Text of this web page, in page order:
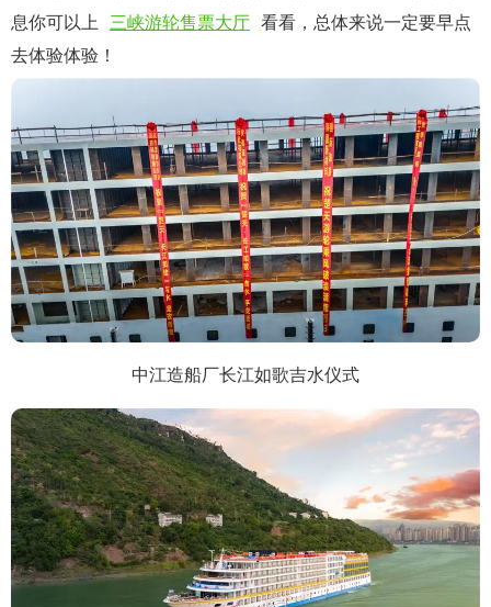
息你可以上
三峡游轮售票大厅 看看，总体来说一定要早点
去体验体验！
中江造船厂长江如歌吉水仪式